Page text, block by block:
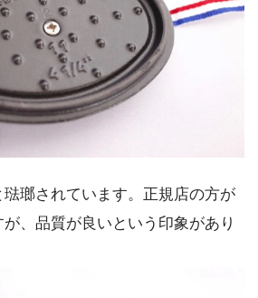
瑯されています。正規店の方が
、品質が良いという印象があり